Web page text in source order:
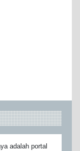
adalah portal